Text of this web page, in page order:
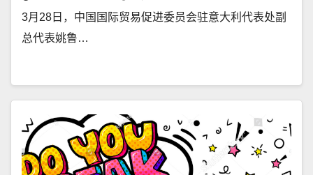
3月28日，中国国际贸易促进委员会驻意大利代表处副
总代表姚鲁…